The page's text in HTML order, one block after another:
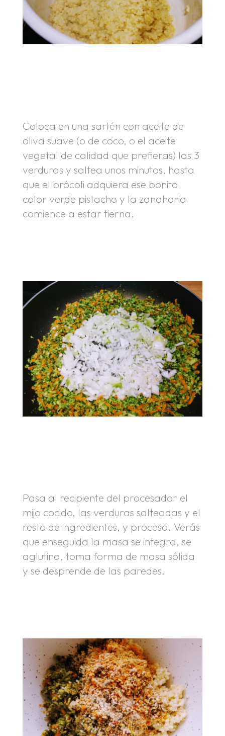
Coloca en una sartén con aceite de
oliva suave (o de coco, o el aceite
vegetal de calidad que prefieras) las 3
verduras y saltea unos minutos, hasta
que el brócoli adquiera ese bonito
color verde pistacho y la zanahoria
comience a estar tierna.
Pasa al recipiente del procesador el
mijo cocido, las verduras salteadas y el
resto de ingredientes, y procesa. Verás
que enseguida la masa se integra, se
aglutina, toma forma de masa sólida
y se desprende de las paredes.